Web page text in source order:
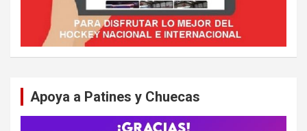
Apoya a Patines y Chuecas